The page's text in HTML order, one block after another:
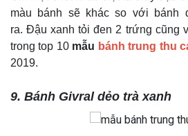
màu bánh sẽ khác so với bánh
ra. Đậu xanh tỏi đen 2 trứng cũng
trong top 10 mẫu bánh trung thu
2019.
9. Bánh Givral dẻo trà xanh